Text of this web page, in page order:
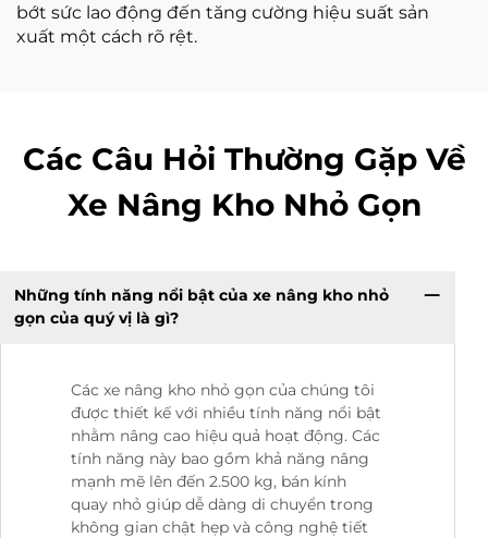
bớt sức lao động đến tăng cường hiệu suất sản
xuất một cách rõ rệt.
Các Câu Hỏi Thường Gặp Về
Xe Nâng Kho Nhỏ Gọn
Những tính năng nổi bật của xe nâng kho nhỏ
gọn của quý vị là gì?
Các xe nâng kho nhỏ gọn của chúng tôi
được thiết kế với nhiều tính năng nổi bật
nhằm nâng cao hiệu quả hoạt động. Các
tính năng này bao gồm khả năng nâng
mạnh mẽ lên đến 2.500 kg, bán kính
quay nhỏ giúp dễ dàng di chuyển trong
không gian chật hẹp và công nghệ tiết